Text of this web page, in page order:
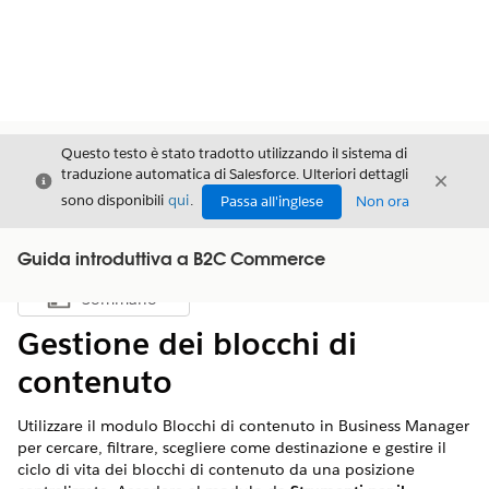
Chiudi
Questo testo è stato tradotto utilizzando il sistema di
traduzione automatica di Salesforce. Ulteriori dettagli
sono disponibili qui. Passa all'inglese Non ora
Chiudi
Guida introduttiva a B2C Commerce
Mostra sommario
Sommario
Gestione dei blocchi di
contenuto
Utilizzare il modulo Blocchi di contenuto in Business Manager
per cercare, filtrare, scegliere come destinazione e gestire il
ciclo di vita dei blocchi di contenuto da una posizione